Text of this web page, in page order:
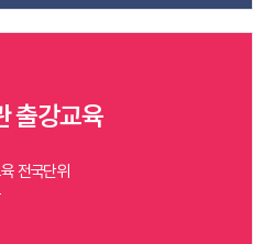
출강교육
전국단위